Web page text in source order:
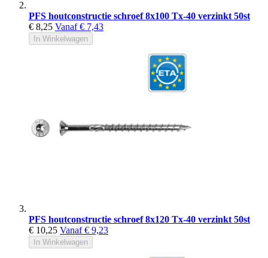
PFS houtconstructie schroef 8x100 Tx-40 verzinkt 50st
€ 8,25 Vanaf € 7,43
In Winkelwagen
PFS houtconstructie schroef 8x120 Tx-40 verzinkt 50st
€ 10,25 Vanaf € 9,23
In Winkelwagen